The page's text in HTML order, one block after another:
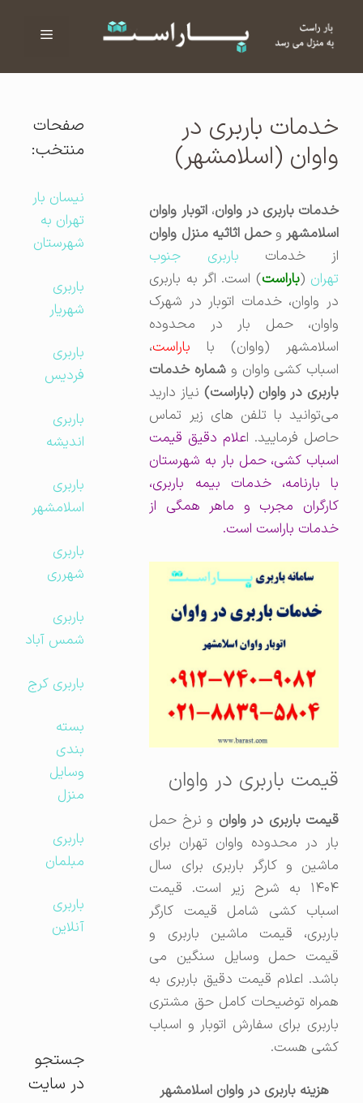
فهرست
خدمات باربری در
واوان (اسلامشهر)
خدمات باربری در واوان،اتوبار واوان
اسلامشهروحمل اثاثیه منزل واوان
از خدمات
باربری جنوب
تهران(باراست) است. اگر به باربری
در واوان، خدمات اتوبار در شهرک
واوان، حمل بار در محدوده
اسلامشهر (واوان) با باراست،
اسباب کشی واوان وشماره خدمات
باربری در واوان (باراست)نیاز دارید
می‌توانید با تلفن های زیر تماس
حاصل فرمایید. اعلام دقیق قیمت
اسباب کشی، حمل بار به شهرستان
با بارنامه، خدمات بیمه باربری،
کارگران مجرب و ماهر همگی از
خدمات باراست است.
قیمت باربری در واوان
قیمت باربری در واوانو نرخ حمل
بار در محدوده واوان تهران برای
ماشین و کارگر باربری برای سال
۱۴۰۴ به شرح زیر است. قیمت
اسباب کشی شامل قیمت کارگر
باربری، قیمت ماشین باربری و
قیمت حمل وسایل سنگین می
باشد. اعلام قیمت دقیق باربری به
همراه توضیحات کامل حق مشتری
باربری برای سفارش اتوبار و اسباب
کشی هست.
هزینه باربری در واوان اسلامشهر
صفحات
منتخب:
نیسان بار
تهران به
شهرستان
باربری
شهریار
باربری
فردیس
باربری
اندیشه
باربری
اسلامشهر
باربری
شهرری
باربری
شمس آباد
باربری کرج
بسته
بندی
وسایل
منزل
باربری
مبلمان
باربری
آنلاین
جستجو
در سایت